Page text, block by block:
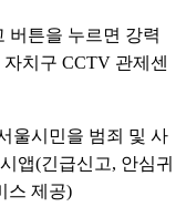
버튼을 누르면 강력
치구 CCTV 관제센
울시민을 범죄 및 사
앱(긴급신고, 안심귀
스 제공)